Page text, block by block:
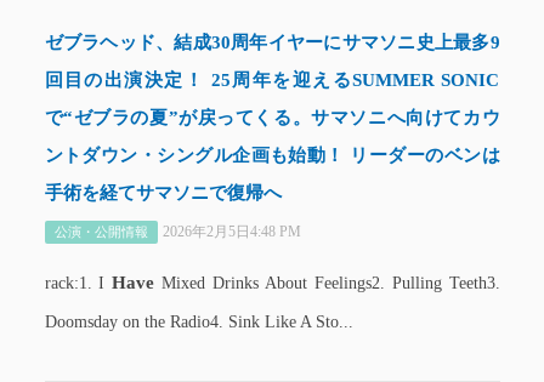
ゼブラヘッド、結成30周年イヤーにサマソニ史上最多9
回目の出演決定！ 25周年を迎えるSUMMER SONIC
で“ゼブラの夏”が戻ってくる。サマソニへ向けてカウ
ントダウン・シングル企画も始動！ リーダーのベンは
手術を経てサマソニで復帰へ
公演・公開情報 2026年2月5日4:48 PM
rack:1. IHave Mixed Drinks About Feelings2. Pulling Teeth3.
Doomsday on the Radio4. Sink Like A Sto...